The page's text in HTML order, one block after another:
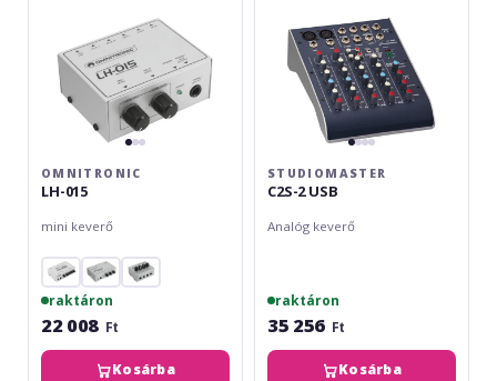
OMNITRONIC
LH-015
mini keverő
raktáron
22 008 Ft
Kosárba
STUDIOMASTER
C2S-2 USB
Analóg keverő
raktáron
35 256 Ft
Kosárba